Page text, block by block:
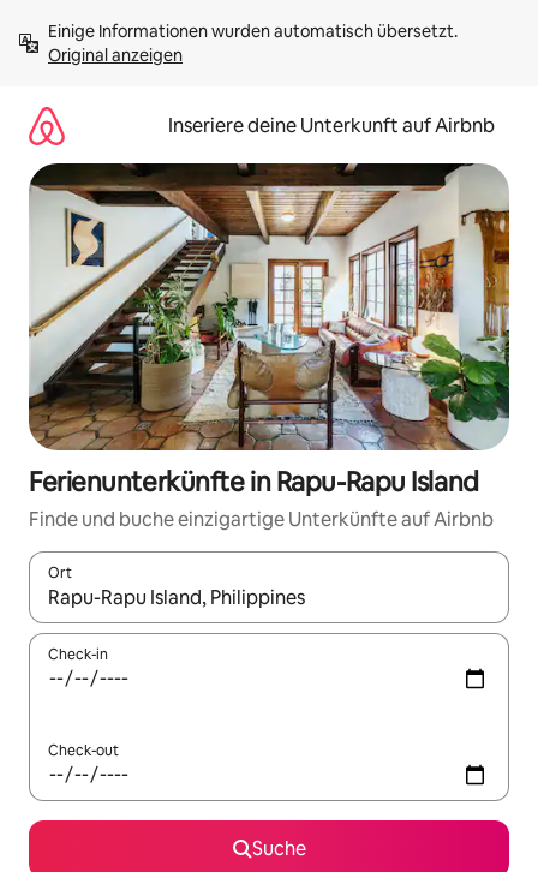
Inhalten
springenOriginal anzeigen
Inseriere deine Unterkunft auf Airbnb
Ferienunterkünfte in Rapu-Rapu Island
Finde und buche einzigartige Unterkünfte auf Airbnb
Ort
Wenn Ergebnisse verfügbar sind, navigiere mit den
Check-in
Check-out
Suche